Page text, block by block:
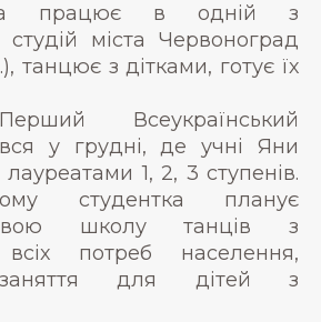
працює в одній з
міста Червоноград
танцює з дітками, готує їх
Всеукраїнський
у грудні, де учні Яни
1, 2, 3 ступенів.
студентка планує
школу танців з
всіх потреб населення,
для дітей з